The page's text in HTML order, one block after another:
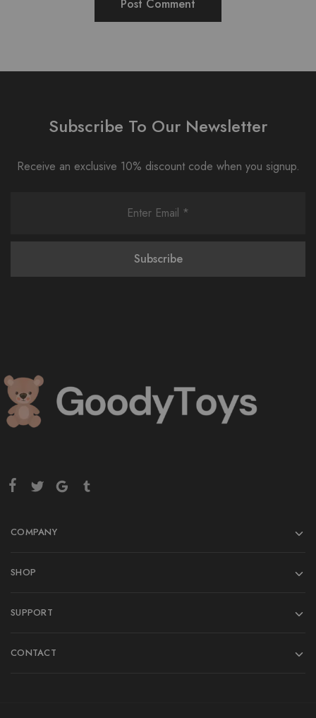
Subscribe To Our Newsletter
Receive an exclusive 10% discount code when you signup.
COMPANY
SHOP
SUPPORT
CONTACT